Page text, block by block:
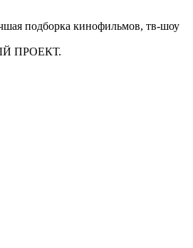
подборка кинофильмов, тв-шоу
ПРОЕКТ.